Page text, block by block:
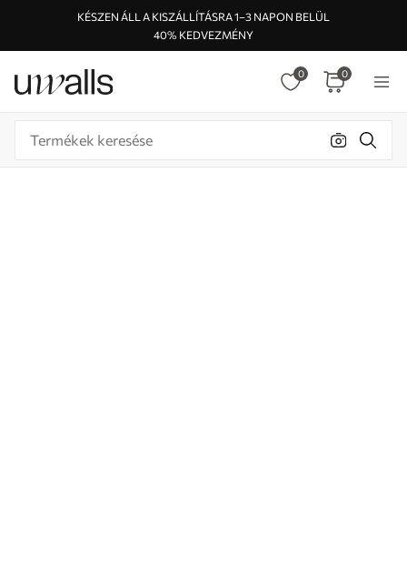
KÉSZEN ÁLL A KISZÁLLÍTÁSRA 1–3 NAPON BELÜL
40% KEDVEZMÉNY
0 0